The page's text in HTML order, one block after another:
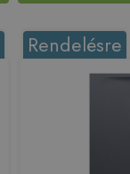
Rendelésre